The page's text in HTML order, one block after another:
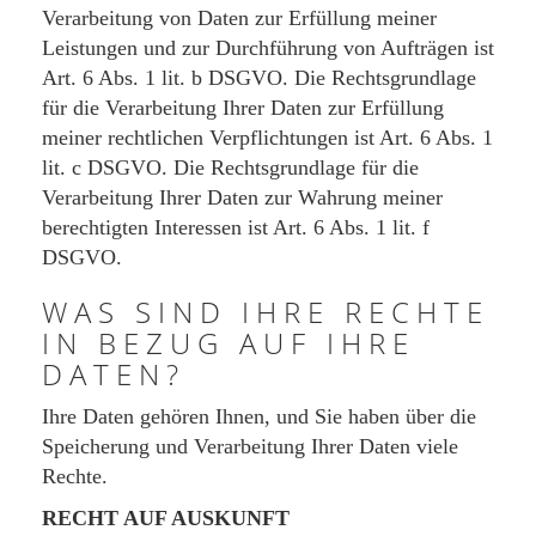
Verarbeitung von Daten zur Erfüllung meiner
Leistungen und zur Durchführung von Aufträgen ist
Art. 6 Abs. 1 lit. b DSGVO. Die Rechtsgrundlage
für die Verarbeitung Ihrer Daten zur Erfüllung
meiner rechtlichen Verpflichtungen ist Art. 6 Abs. 1
lit. c DSGVO. Die Rechtsgrundlage für die
Verarbeitung Ihrer Daten zur Wahrung meiner
berechtigten Interessen ist Art. 6 Abs. 1 lit. f
DSGVO.
WAS SIND IHRE RECHTE
IN BEZUG AUF IHRE
DATEN?
Ihre Daten gehören Ihnen, und Sie haben über die
Speicherung und Verarbeitung Ihrer Daten viele
Rechte.
RECHT AUF AUSKUNFT